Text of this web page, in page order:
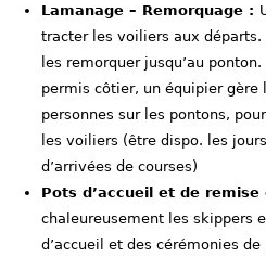
Lamanage – Remorquage :
tracter les voiliers aux départs.
les remorquer jusqu’au
permis côtier, un équipier gère
personnes sur les pontons,
les voiliers (être dispo. les
d’arrivées de courses)
Pots d’accueil et de remise
chaleureusement les skippers
d’accueil et des cérémonies